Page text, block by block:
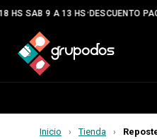
HS SAB 9 A 13 HS•DESCUENTO
Inicio › Tienda ›